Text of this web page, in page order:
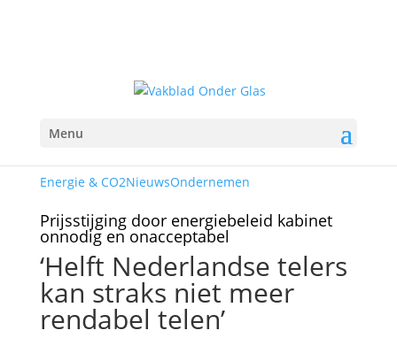
Menu
Energie & CO2NieuwsOndernemen
Prijsstijging door energiebeleid kabinet
onnodig en onacceptabel
‘Helft Nederlandse telers
kan straks niet meer
rendabel telen’